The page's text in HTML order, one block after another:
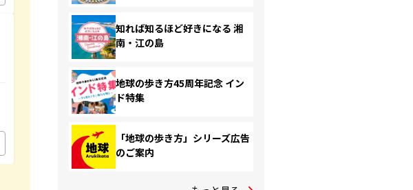
知れば知るほど好きになる 湘
南・江の島
地球の歩き方45周年記念 イン
ド特集
「地球の歩き方」シリーズ広告
のご案内